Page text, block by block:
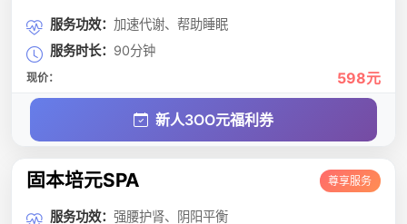
服务功效： 加速代谢、帮助睡眠
服务时长： 90分钟
现价： 598元
新人3OO元福利券
固本培元SPA 尊享服务
服务功效： 强腰护肾、阴阳平衡